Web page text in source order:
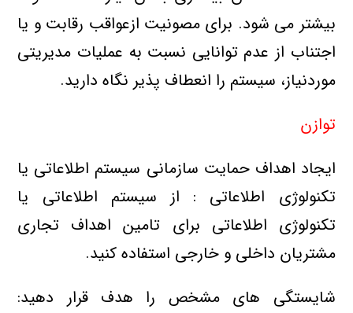
بیشتر می شود. برای مصونیت ازعواقب رقابت و یا
اجتناب از عدم توانایی نسبت به عملیات مدیریتی
موردنیاز، سیستم را انعطاف پذیر نگاه دارید.
توازن
ایجاد اهداف حمایت سازمانی سیستم اطلاعاتی یا
تکنولوژی اطلاعاتی : از سیستم اطلاعاتی یا
تکنولوژی اطلاعاتی برای تامین اهداف تجاری
مشتریان داخلی و خارجی استفاده کنید.
شایستگی های مشخص را هدف قرار دهید: